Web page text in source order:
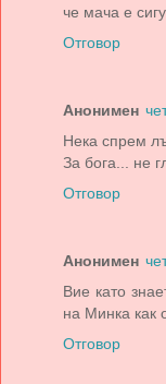
че мача е
Отговор
Анонимен
Нека спрем
За бога... не
Отговор
Анонимен
Вие като
на Минка как
Отговор